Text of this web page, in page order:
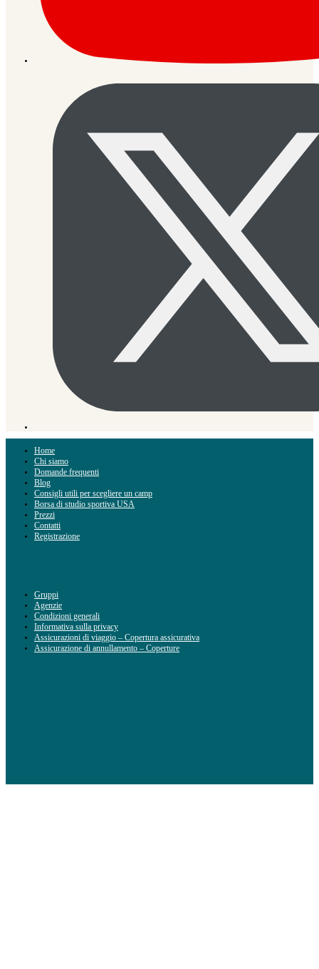
Home
Chi siamo
Domande frequenti
Blog
Consigli utili per scegliere un camp
Borsa di studio sportiva USA
Prezzi
Contatti
Registrazione
Gruppi
Agenzie
Condizioni generali
Informativa sulla privacy
Assicurazioni di viaggio – Copertura assicurativa
Assicurazione di annullamento – Coperture